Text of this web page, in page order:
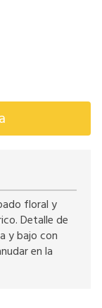
floral y
Detalle de
y bajo con
en la